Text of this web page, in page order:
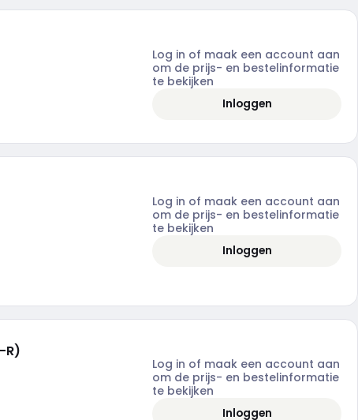
Log in of maak een account aan
om de prijs- en bestelinformatie
te bekijken
Inloggen
Log in of maak een account aan
om de prijs- en bestelinformatie
te bekijken
Inloggen
R)
Log in of maak een account aan
om de prijs- en bestelinformatie
te bekijken
Inloggen